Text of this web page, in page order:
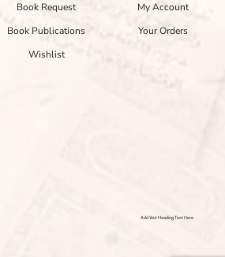
Book Request
Book Publications
Wishlist
My Account
Your Orders
Add Your Heading Text Here